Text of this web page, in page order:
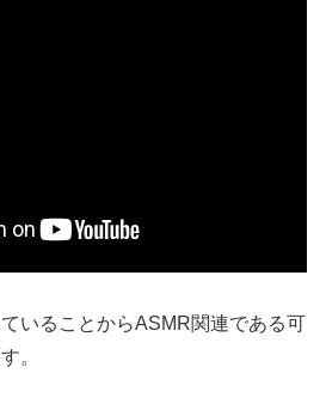
いることからASMR関連である可
。